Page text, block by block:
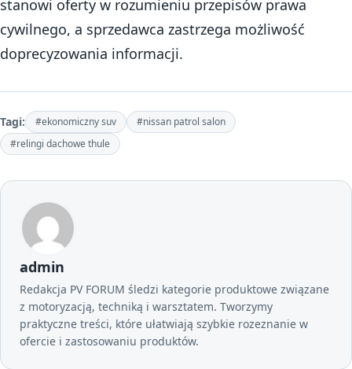
stanowi oferty w rozumieniu przepisów prawa
cywilnego, a sprzedawca zastrzega możliwość
doprecyzowania informacji.
Tagi: #ekonomiczny suv
#nissan patrol salon
#relingi dachowe thule
admin
Redakcja PV FORUM śledzi kategorie produktowe związane
z motoryzacją, techniką i warsztatem. Tworzymy
praktyczne treści, które ułatwiają szybkie rozeznanie w
ofercie i zastosowaniu produktów.